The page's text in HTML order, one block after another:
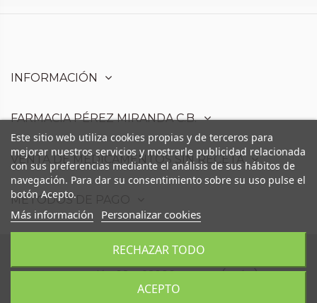
INFORMACIÓN
FARMACIA PÉREZ MIRANDA C.B.
VENTA DE MEDICAMENTOS SIN RECETA
MÉTODOS DE PAGO
Este sitio web utiliza cookies propias y de terceros para
mejorar nuestros servicios y mostrarle publicidad relacionada
con sus preferencias mediante el análisis de sus hábitos de
navegación. Para dar su consentimiento sobre su uso pulse el
botón Acepto.
Más información Personalizar cookies
RECHAZAR TODO
ACEPTO
Farmacia Pérez Miranda C.B. - Avd. Moris
Marrodán,68 - 23006 Martos (Jaén)